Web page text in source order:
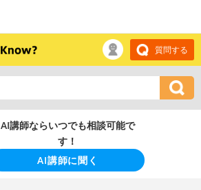
質問する
AI講師ならいつでも相談可能で
す！
AI講師に聞く